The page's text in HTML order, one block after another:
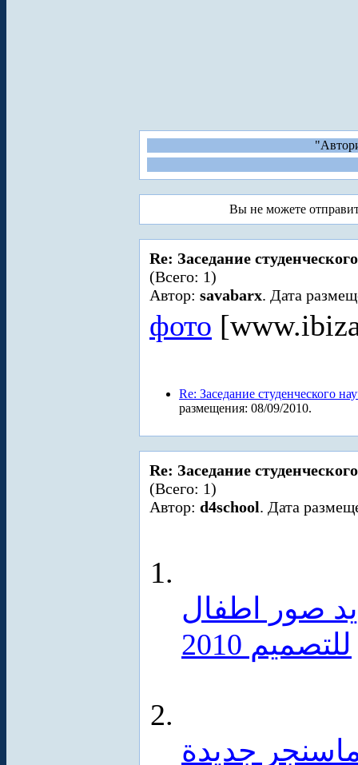
Вы не можете
Re: Заседание
(Всего: 1)
Автор: savabarx. Дата
фото
Re: Заседание студенческого
размещения: 08/09/2010.
Re: Заседание
(Всего: 1)
Автор: d4school. Дата
حلوين 2010 جديد صور اطفال
للتصميم 2010
2011 صور ماسنجر جديدة